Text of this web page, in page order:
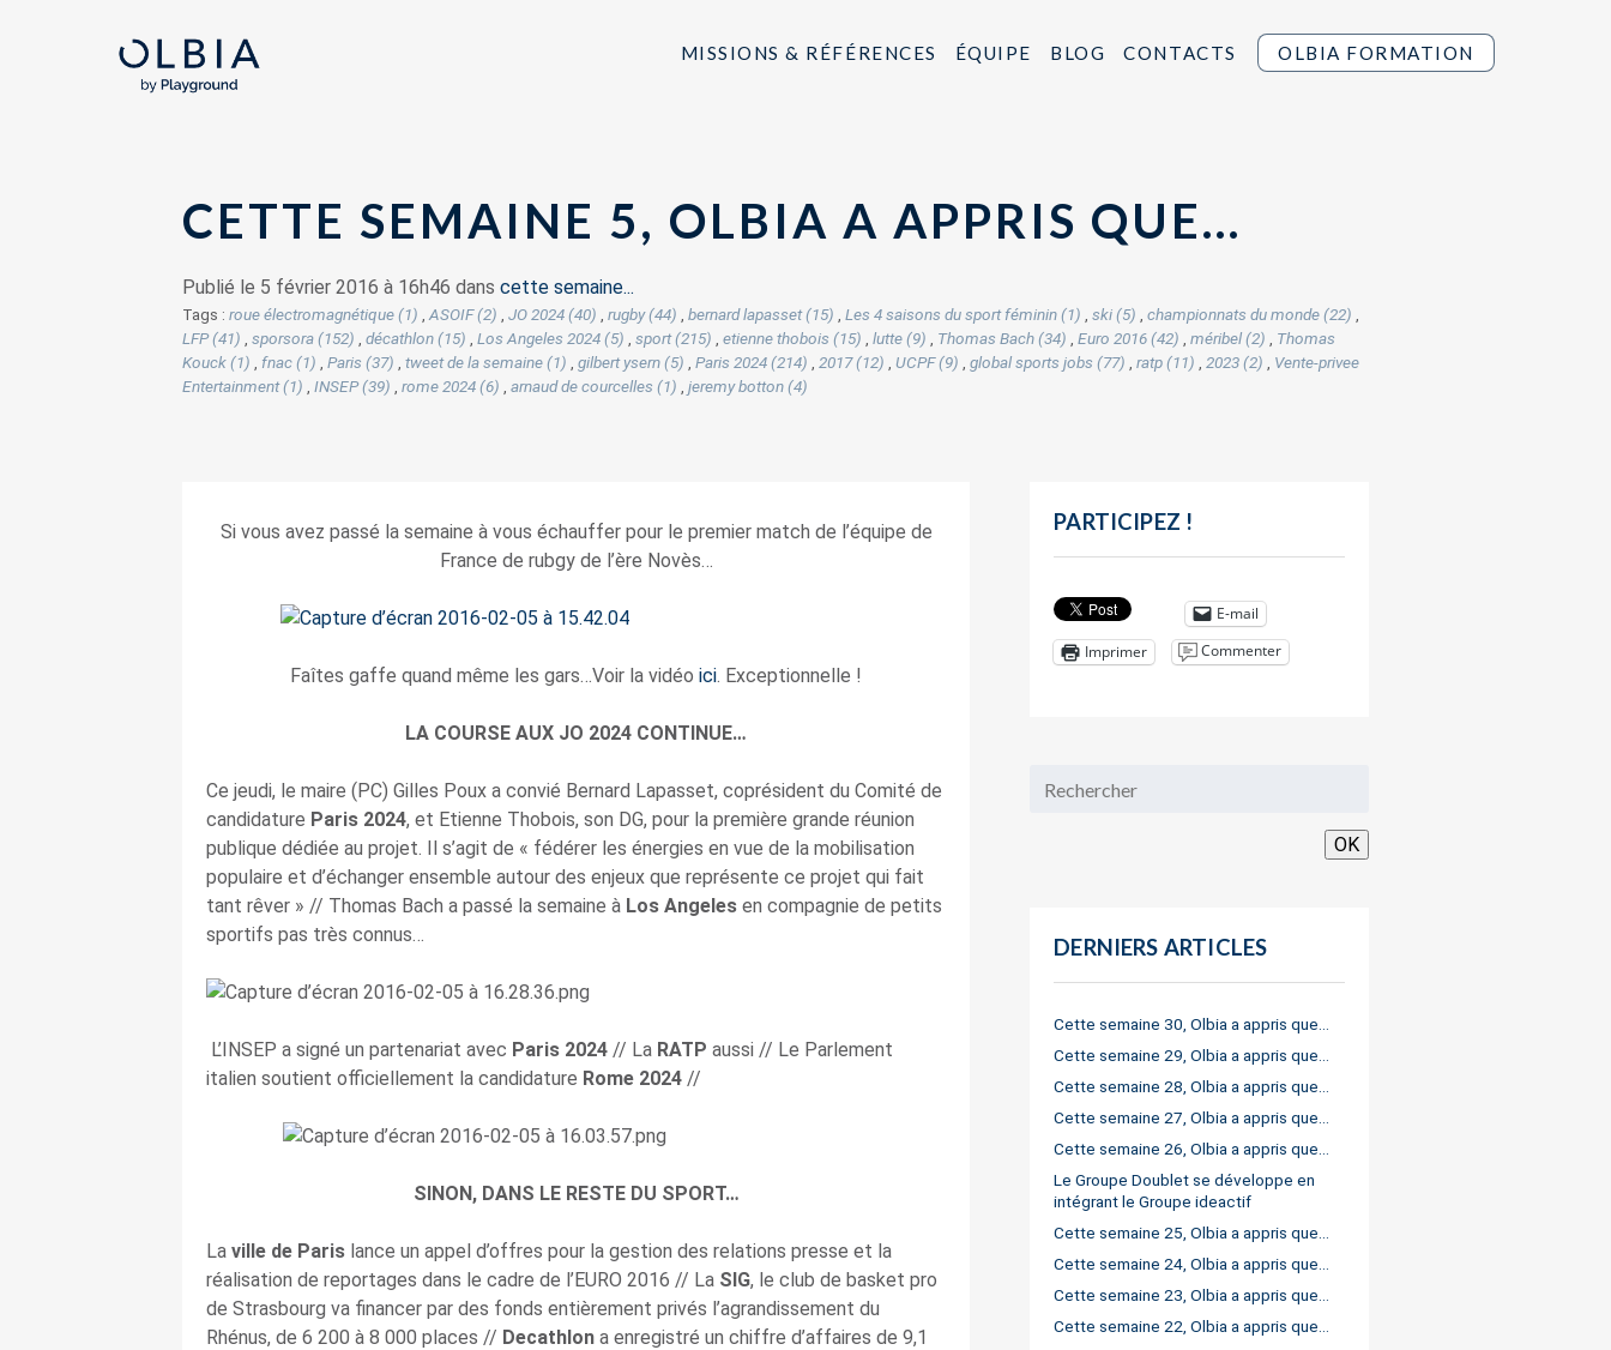
MISSIONS & RÉFÉRENCES ÉQUIPE BLOG CONTACTS OLBIA FORMATION
CETTE SEMAINE 5, OLBIA A APPRIS QUE…
Publié le 5 février 2016 à 16h46 dans cette semaine...
Tags : roue électromagnétique (1) ASOIF (2) JO 2024 (40) rugby (44) bernard lapasset (15) Les 4 saisons du sport féminin (1) ski (5) championnats du monde (22)
LFP (41)
sporsora (152) décathlon (15) Los Angeles 2024 (5) sport (215) etienne thobois (15) lutte (9) Thomas Bach (34) Euro 2016 (42) méribel (2)
Thomas
Kouck (1)
fnac (1) Paris (37) tweet de la semaine (1) gilbert ysern (5) Paris 2024 (214) 2017 (12) UCPF (9) global sports jobs (77) ratp (11) 2023 (2)
Vente-privee
Entertainment (1)
INSEP (39) rome 2024 (6) arnaud de courcelles (1) jeremy botton (4)
Si vous avez passé la semaine à vous échauffer pour le premier match de l’équipe de
France de rubgy de l’ère Novès…
Faîtes gaffe quand même les gars…Voir la vidéo ici. Exceptionnelle !
LA COURSE AUX JO 2024 CONTINUE…
Ce jeudi, le maire (PC) Gilles Poux a convié Bernard Lapasset, coprésident du Comité de
candidature Paris 2024, et Etienne Thobois, son DG, pour la première grande réunion
publique dédiée au projet. Il s’agit de « fédérer les énergies en vue de la mobilisation
populaire et d’échanger ensemble autour des enjeux que représente ce projet qui fait
tant rêver » // Thomas Bach a passé la semaine à Los Angeles en compagnie de petits
sportifs pas très connus…
L’INSEP a signé un partenariat avec Paris 2024 // La RATP aussi // Le Parlement
italien soutient officiellement la candidature Rome 2024 //
SINON, DANS LE RESTE DU SPORT…
La ville de Paris lance un appel d’offres pour la gestion des relations presse et la
réalisation de reportages dans le cadre de l’EURO 2016 // La SIG, le club de basket pro
de Strasbourg va financer par des fonds entièrement privés l’agrandissement du
Rhénus, de 6 200 à 8 000 places // Decathlon a enregistré un chiffre d’affaires de 9,1
PARTICIPEZ !
E-mail
Imprimer
Commenter
OK
DERNIERS ARTICLES
Cette semaine 30, Olbia a appris que…
Cette semaine 29, Olbia a appris que…
Cette semaine 28, Olbia a appris que…
Cette semaine 27, Olbia a appris que…
Cette semaine 26, Olbia a appris que…
Le Groupe Doublet se développe en
intégrant le Groupe ideactif
Cette semaine 25, Olbia a appris que…
Cette semaine 24, Olbia a appris que…
Cette semaine 23, Olbia a appris que…
Cette semaine 22, Olbia a appris que…